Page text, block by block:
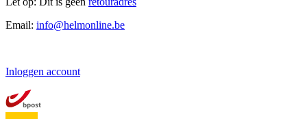
Email: info@helmonline.be
Inloggen account